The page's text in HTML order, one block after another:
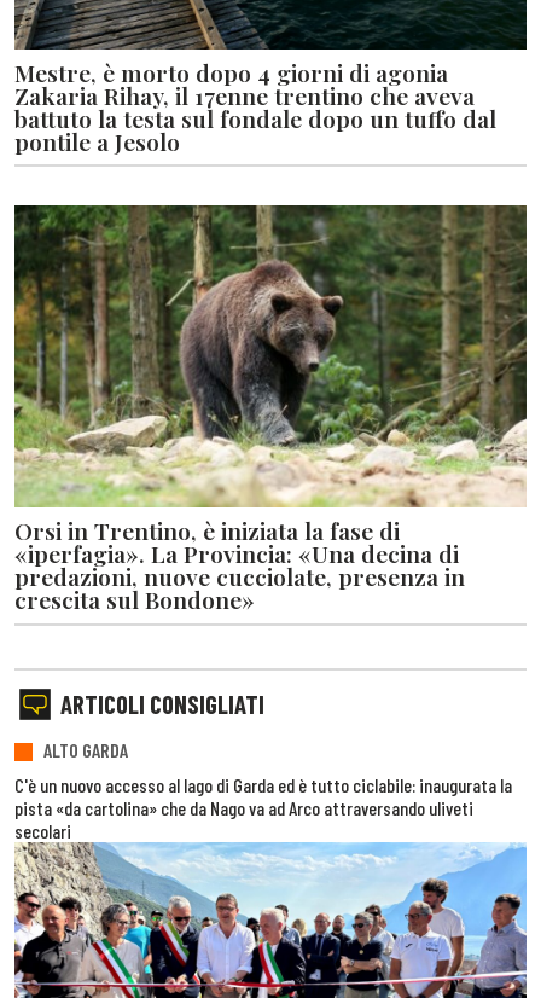
Mestre, è morto dopo 4 giorni di agonia
Zakaria Rihay, il 17enne trentino che aveva
battuto la testa sul fondale dopo un tuffo dal
pontile a Jesolo
Orsi in Trentino, è iniziata la fase di
«iperfagia». La Provincia: «Una decina di
predazioni, nuove cucciolate, presenza in
crescita sul Bondone»
ARTICOLI CONSIGLIATI
ALTO GARDA
C'è un nuovo accesso al lago di Garda ed è tutto ciclabile: inaugurata la
pista «da cartolina» che da Nago va ad Arco attraversando uliveti
secolari